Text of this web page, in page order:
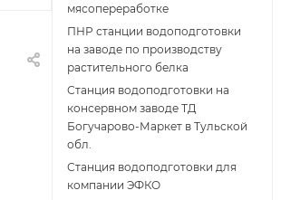
мясопереработке
ПНР станции водоподготовки
на заводе по производству
растительного белка
Станция водоподготовки на
консервном заводе ТД
Богучарово-Маркет в Тульской
обл.
Станция водоподготовки для
компании ЭФКО